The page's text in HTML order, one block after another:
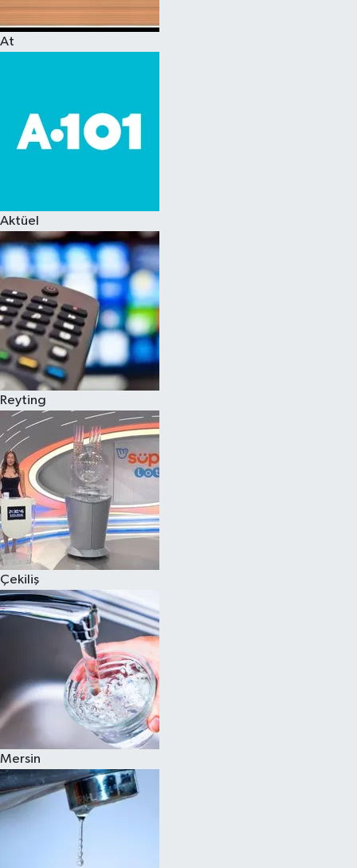
At
Aktüel
Reyting
Çekiliş
Mersin